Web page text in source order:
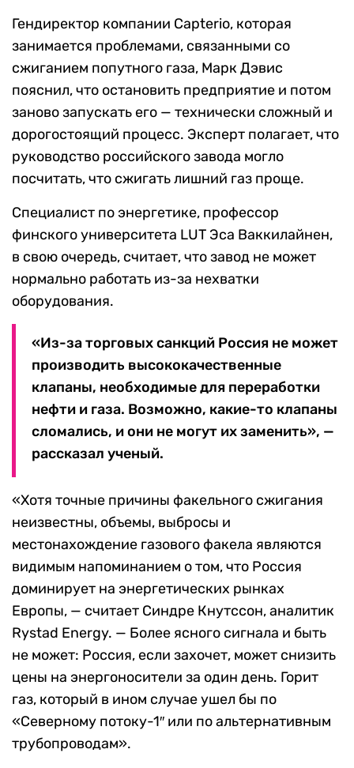
Гендиректор компании Capterio, которая
занимается проблемами, связанными со
сжиганием попутного газа, Марк Дэвис
пояснил, что остановить предприятие и потом
заново запускать его — технически сложный и
дорогостоящий процесс. Эксперт полагает, что
руководство российского завода могло
посчитать, что сжигать лишний газ проще.
Специалист по энергетике, профессор
финского университета LUT Эса Ваккилайнен,
в свою очередь, считает, что завод не может
нормально работать из-за нехватки
оборудования.
«Из-за торговых санкций Россия не может
производить высококачественные
клапаны, необходимые для переработки
нефти и газа. Возможно, какие-то клапаны
сломались, и они не могут их заменить», —
рассказал ученый.
«Хотя точные причины факельного сжигания
неизвестны, объемы, выбросы и
местонахождение газового факела являются
видимым напоминанием о том, что Россия
доминирует на энергетических рынках
Европы, — считает Синдре Кнутссон, аналитик
Rystad Energy. — Более ясного сигнала и быть
не может: Россия, если захочет, может снизить
цены на энергоносители за один день. Горит
газ, который в ином случае ушел бы по
«Северному потоку-1″ или по альтернативным
трубопроводам».